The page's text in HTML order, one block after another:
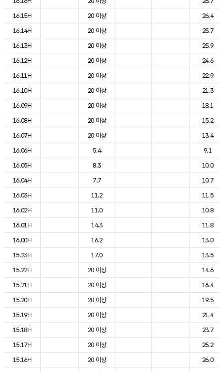
16.15H
20 이상
26.4
16.14H
20 이상
25.7
16.13H
20 이상
25.9
16.12H
20 이상
24.6
16.11H
20 이상
22.9
16.10H
20 이상
21.3
16.09H
20 이상
18.1
16.08H
20 이상
15.2
16.07H
20 이상
13.4
16.06H
5.4
9.1
16.05H
8.3
10.0
16.04H
7.7
10.7
16.03H
11.2
11.5
16.02H
11.0
10.8
16.01H
14.3
11.8
16.00H
16.2
13.0
15.23H
17.0
13.5
15.22H
20 이상
14.6
15.21H
20 이상
16.4
15.20H
20 이상
19.5
15.19H
20 이상
21.4
15.18H
20 이상
23.7
15.17H
20 이상
25.2
15.16H
20 이상
26.0